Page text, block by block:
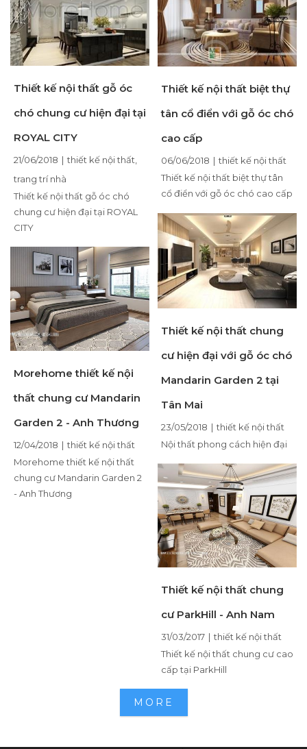
Thiết kế nội thất gỗ óc
chó chung cư hiện đại tại
ROYAL CITY
21/06/2018 | thiết kế nội thất
trang trí nhà
Thiết kế nội thất gỗ óc chó
chung cư hiện đại tại ROYAL
CITY
Thiết kế nội thất biệt thự
tân cổ điển với gỗ óc chó
cao cấp
06/06/2018 | thiết kế nội thất
Thiết kế nội thất biệt thự tân
cổ điển với gỗ óc chó cao cấp
Thiết kế nội thất chung
cư hiện đại với gỗ óc chó
Mandarin Garden 2 tại
Tân Mai
23/05/2018 | thiết kế nội thất
Nội thất phong cách hiện đại
Morehome thiết kế nội
thất chung cư Mandarin
Garden 2 - Anh Thương
12/04/2018 | thiết kế nội thất
Morehome thiết kế nội thất
chung cư Mandarin Garden 2
- Anh Thương
Thiết kế nội thất chung
cư ParkHill - Anh Nam
31/03/2017 | thiết kế nội thất
Thiết kế nội thất chung cư cao
cấp tại ParkHill
MORE